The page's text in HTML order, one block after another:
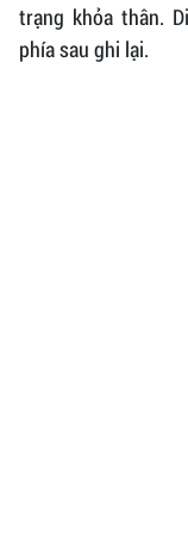
trạng khỏa thân.
phía sau ghi lại.